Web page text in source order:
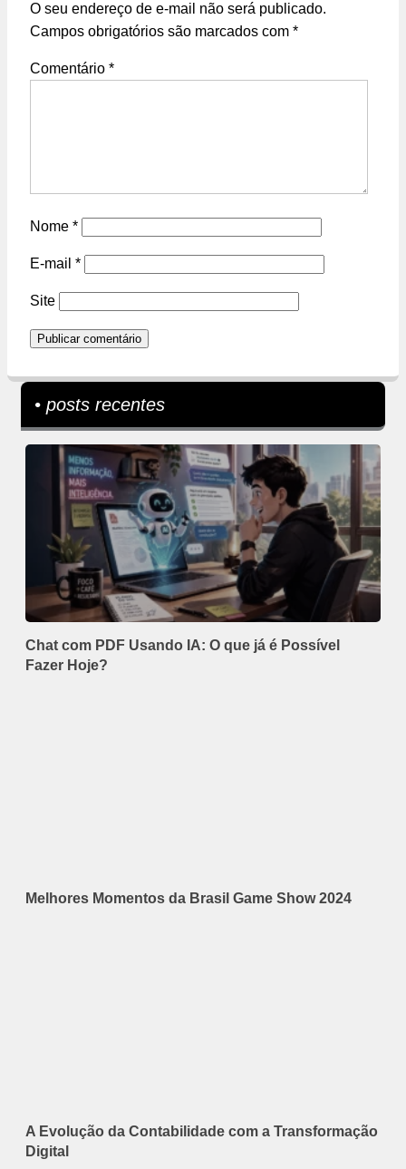
O seu endereço de e-mail não será publicado.
Campos obrigatórios são marcados com *
Comentário *
Nome *
E-mail *
Site
• posts recentes
Chat com PDF Usando IA: O que já é Possível
Fazer Hoje?
Melhores Momentos da Brasil Game Show 2024
A Evolução da Contabilidade com a Transformação
Digital